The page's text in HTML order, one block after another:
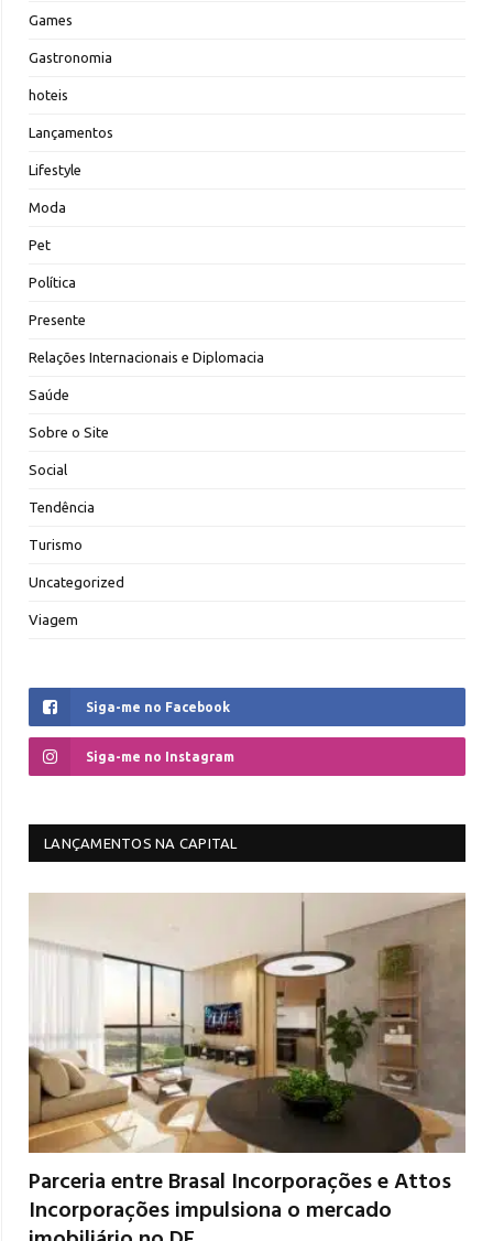
Games
Gastronomia
hoteis
Lançamentos
Lifestyle
Moda
Pet
Política
Presente
Relações Internacionais e Diplomacia
Saúde
Sobre o Site
Social
Tendência
Turismo
Uncategorized
Viagem
Siga-me no Facebook
Siga-me no Instagram
LANÇAMENTOS NA CAPITAL
Parceria entre Brasal Incorporações e Attos
Incorporações impulsiona o mercado